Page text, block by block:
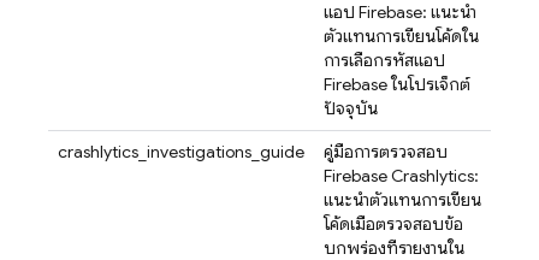
แอป Firebase: แนะนำ
ตัวแทนการเขียนโค้ดใน
การเลือกรหัสแอป
Firebase ในโปรเจ็กต์
ปัจจุบัน
crashlytics_investigations_guide
คู่มือการตรวจสอบ
Firebase Crashlytics:
แนะนำตัวแทนการเขียน
โค้ดเมื่อตรวจสอบข้อ
บกพร่องที่รายงานใน